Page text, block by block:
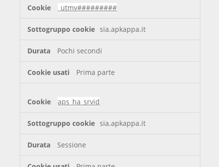
_utmv#########
sia.apkappa.it
Pochi secondi
Prima parte
aps_ha_srvid
sia.apkappa.it
Sessione